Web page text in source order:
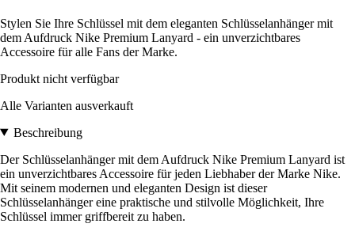
Stylen Sie Ihre Schlüssel mit dem eleganten Schlüsselanhänger mit
dem Aufdruck Nike Premium Lanyard - ein unverzichtbares
Accessoire für alle Fans der Marke.
Produkt nicht verfügbar
Alle Varianten ausverkauft
Beschreibung
Der Schlüsselanhänger mit dem Aufdruck Nike Premium Lanyard ist
ein unverzichtbares Accessoire für jeden Liebhaber der Marke Nike.
Mit seinem modernen und eleganten Design ist dieser
Schlüsselanhänger eine praktische und stilvolle Möglichkeit, Ihre
Schlüssel immer griffbereit zu haben.